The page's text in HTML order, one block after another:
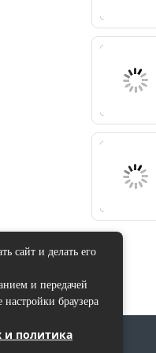
Карта сайта
сайт и делать его
и передачей
браузера
и политика